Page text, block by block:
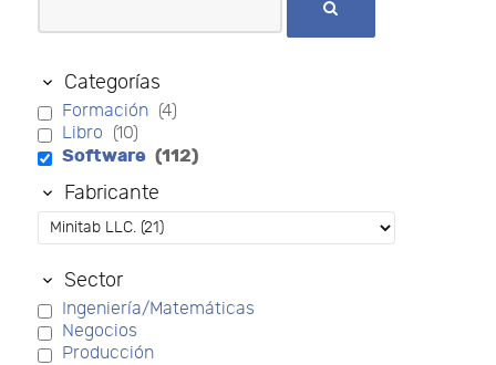
Categorías
Formación (4)
Libro (10)
Software (112)
Fabricante
Sector
Ingeniería/Matemáticas
Negocios
Producción